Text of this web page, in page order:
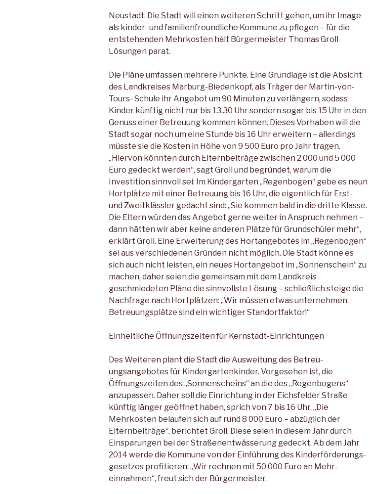
Neustadt. Die Stadt will ei­nen weiteren Schritt gehen, um ihr Image
als kinder- und fami­lienfreundliche Kommune zu pflegen – für die
entstehenden Mehrkosten hält Bürgermeister Thomas Groll
Lösungen parat.
Die Pläne umfassen mehrere Punkte. Eine Grundlage ist die Absicht
des Landkreises Mar­burg-Biedenkopf, als Träger der Martin-von-
Tours- Schule ihr Angebot um 90 Minuten zu ver­längern, sodass
Kinder künftig nicht nur bis 13.30 Uhr sondern sogar bis 15 Uhr in den
Genuss einer Betreuung kommen kön­nen. Dieses Vorhaben will die
Stadt sogar noch um eine Stun­de bis 16 Uhr erweitern – aller­dings
müsste sie die Kosten in Höhe von 9 500 Euro pro Jahr tragen.
„Hiervon könnten durch Elternbeiträge zwischen 2 000 und 5 000
Euro gedeckt wer­den“, sagt Groll und begründet, warum die
Investition sinnvoll sei: Im Kindergarten „Regen­bogen“ gebe es neun
Hortplät­ze mit einer Betreuung bis 16 Uhr, die eigentlich für Erst-
und Zweitklässler gedacht sind: „Sie kommen bald in die dritte Klas­se.
Die Eltern würden das An­gebot gerne weiter in Anspruch nehmen –
dann hätten wir aber keine anderen Plätze für Grund­schüler mehr“,
erklärt Groll. Ei­ne Erweiterung des Hortange­botes im „Regenbogen“
sei aus verschiedenen Gründen nicht möglich. Die Stadt könne es
sich auch nicht leisten, ein neu­es Hortangebot im „Sonnen­schein“ zu
machen, daher seien die gemeinsam mit dem Land­kreis
geschmiedeten Pläne die sinnvollste Lösung – schließlich steige die
Nachfrage nach Hort­plätzen: „Wir müssen etwas un­ternehmen.
Betreuungsplätze sind ein wichtiger Standortfak­tor!“
Einheitliche Öffnungszeiten für Kernstadt-Einrichtungen
Des Weiteren plant die Stadt die Ausweitung des Betreu­
ungsangebotes für Kindergar­tenkinder. Vorgesehen ist, die
Öffnungszeiten des „Sonnen­scheins“ an die des „Regenbo­gens“
anzupassen. Daher soll die Einrichtung in der Eichsfel­der Straße
künftig länger geöff­net haben, sprich von 7 bis 16 Uhr. „Die
Mehrkosten belaufen sich auf rund 8 000 Euro – ab­züglich der
Elternbeiträge“, be­richtet Groll. Diese seien in die­sem Jahr durch
Einsparungen bei der Straßenentwässerung gedeckt. Ab dem Jahr
2014 wer­de die Kommune von der Ein­führung des Kinderförderungs­
gesetzes profitieren: „Wir rech­nen mit 50 000 Euro an Mehr­
einnahmen“, freut sich der Bür­germeister.